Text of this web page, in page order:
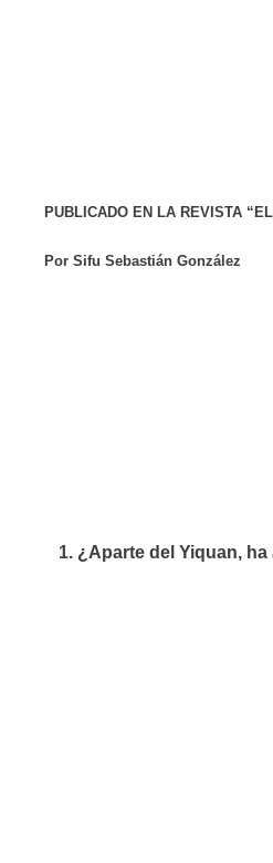
PUBLICADO EN LA REVISTA
Por Sifu Sebastián González
¿Aparte del Yiquan,